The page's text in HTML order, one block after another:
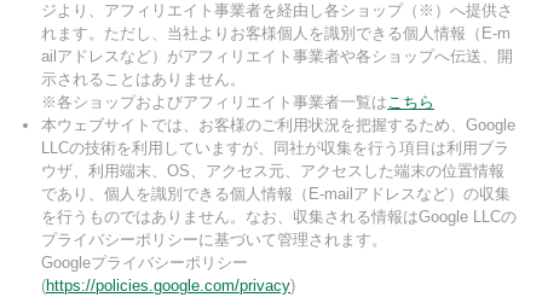
ジより、アフィリエイト事業者を経由し各ショップ（※）へ提供さ
れます。ただし、当社よりお客様個人を識別できる個人情報（E-m
ailアドレスなど）がアフィリエイト事業者や各ショップへ伝送、開
示されることはありません。
※各ショップおよびアフィリエイト事業者一覧はこちら
本ウェブサイトでは、お客様のご利用状況を把握するため、Google
LLCの技術を利用していますが、同社が収集を行う項目は利用ブラ
ウザ、利用端末、OS、アクセス元、アクセスした端末の位置情報
であり、個人を識別できる個人情報（E-mailアドレスなど）の収集
を行うものではありません。なお、収集される情報はGoogle LLCの
プライバシーポリシーに基づいて管理されます。
Googleプライバシーポリシー
(https://policies.google.com/privacy)